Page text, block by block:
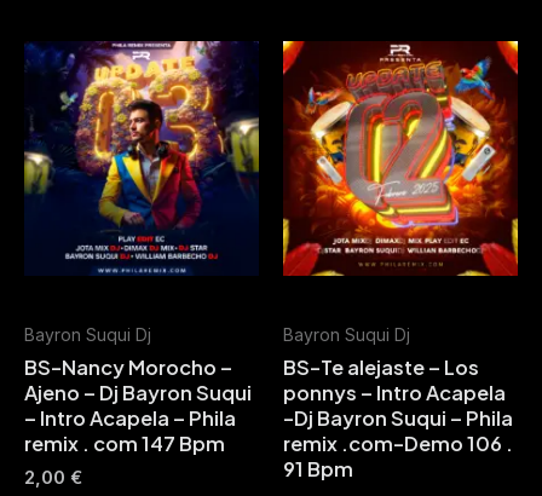
Bayron Suqui Dj
BS-Nancy Morocho –
Ajeno – Dj Bayron Suqui
– Intro Acapela – Phila
remix . com 147 Bpm
2,00 €
Bayron Suqui Dj
BS-Te alejaste – Los
ponnys – Intro Acapela
-Dj Bayron Suqui – Phila
remix .com-Demo 106 .
91 Bpm